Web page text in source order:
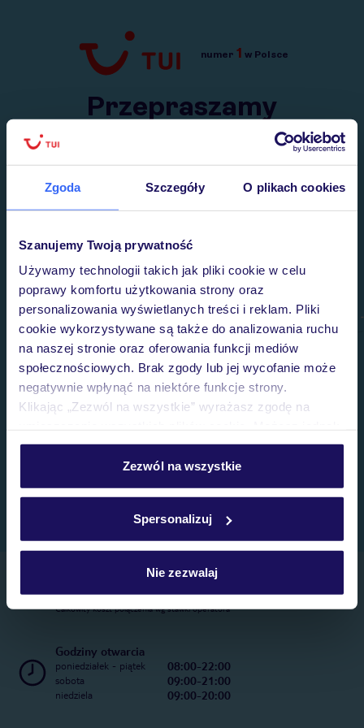
Zgoda Szczegóły O plikach cookies
Szanujemy Twoją prywatność
Używamy technologii takich jak pliki cookie w celu
poprawy komfortu użytkowania strony oraz
personalizowania wyświetlanych treści i reklam. Pliki
cookie wykorzystywane są także do analizowania ruchu
na naszej stronie oraz oferowania funkcji mediów
społecznościowych. Brak zgody lub jej wycofanie może
negatywnie wpłynąć na niektóre funkcje strony.
Klikając „Zezwól na wszystkie” wyrażasz zgodę na
personalizować swój wybór wchodząc w zakładkę
Szczegółowe informacje o plikach cookie znajdziesz
Zezwól na wszystkie
Spersonalizuj
Nie zezwalaj
Przejdź do TUI.pl
numer 1 w Polsce
Przepraszamy
Wysłaliśmy nasz serwis na krótkie wakacje.
Telefoniczne Centrum Rezerwacji
22 270 31 20
Całkowity koszt połączenia wg stawki operatora
Godziny otwarcia
poniedziałek - piątek 08:00-22:00
sobota 09:00-21:00
niedziela 09:00-20:00